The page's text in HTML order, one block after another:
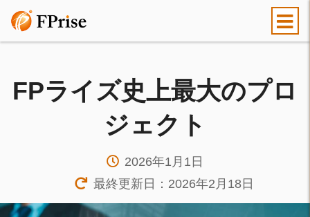
FPライズ史上最大のプロ
ジェクト
2026年1月1日
最終更新日：2026年2月18日